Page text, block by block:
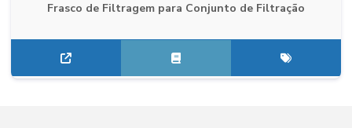
Frasco de Filtragem para Conjunto de Filtração